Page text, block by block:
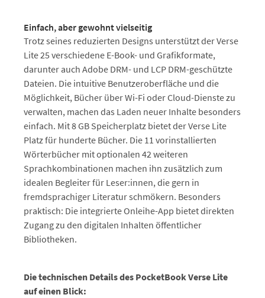
Einfach, aber gewohnt vielseitig
Trotz seines reduzierten Designs unterstützt der Verse
Lite 25 verschiedene E-Book- und Grafikformate,
darunter auch Adobe DRM- und LCP DRM-geschützte
Dateien. Die intuitive Benutzeroberfläche und die
Möglichkeit, Bücher über Wi-Fi oder Cloud-Dienste zu
verwalten, machen das Laden neuer Inhalte besonders
einfach. Mit 8 GB Speicherplatz bietet der Verse Lite
Platz für hunderte Bücher. Die 11 vorinstallierten
Wörterbücher mit optionalen 42 weiteren
Sprachkombinationen machen ihn zusätzlich zum
idealen Begleiter für Leser:innen, die gern in
fremdsprachiger Literatur schmökern. Besonders
praktisch: Die integrierte Onleihe-App bietet direkten
Zugang zu den digitalen Inhalten öffentlicher
Bibliotheken.
Die technischen Details des PocketBook Verse Lite
auf einen Blick: